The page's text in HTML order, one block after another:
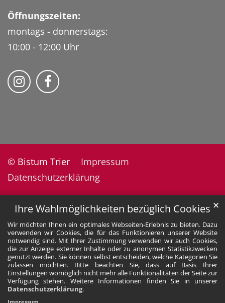
Ihre Wahlmöglichkeiten bezüglich Cookies
Wir möchten Ihnen ein optimales Webseiten-Erlebnis zu bieten. Dazu
verwenden wir Cookies, die für das Funktionieren unserer Website
notwendig sind. Mit Ihrer Zustimmung verwenden wir auch Cookies,
die zur Anzeige externer Inhalte oder zu anonymen Statistikzwecken
genutzt werden. Sie können selbst entscheiden, welche Kategorien Sie
zulassen möchten. Bitte beachten Sie, dass auf Basis Ihrer
Einstellungen womöglich nicht mehr alle Funktionalitäten der Seite zur
Verfügung stehen. Weitere Informationen finden Sie in unserer
Datenschutzerklärung.
✕
Öffnungszeiten:
montags - donnerstags:
10:00 - 12:00 Uhr
Folge uns auf Instragram
Fogle uns auf Facebook
© Bistum Trier
Impressum
Datenschutzerklärung